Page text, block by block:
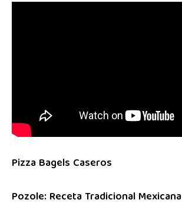
Pizza Bagels Caseros
Pozole: Receta Tradicional Mexicana